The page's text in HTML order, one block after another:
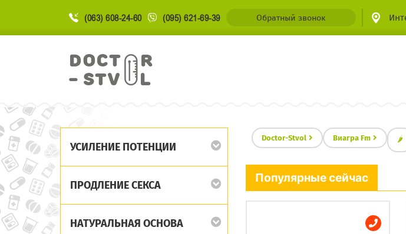
(063) 608-24-60 (095) 621-69-39 Обратный звонок
УСИЛЕНИЕ ПОТЕНЦИИ
ПРОДЛЕНИЕ СЕКСА
НАТУРАЛЬНАЯ ОСНОВА
Doctor-Stvol Виагра Fm 🌶
Популярные сейчас